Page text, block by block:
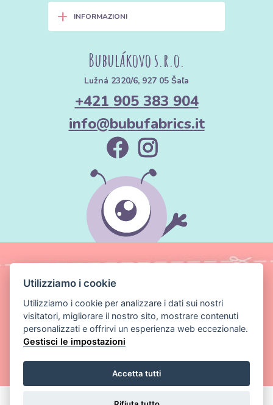
+ INFORMAZIONI
Bubulákovo s.r.o.
Lužná 2320/6, 927 05 Šaľa
+421 905 383 904
info@bubufabrics.it
2026 Tutti i diritti riservati
Utilizziamo i cookie
Utilizziamo i cookie per analizzare i dati sui nostri
visitatori, migliorare il nostro sito, mostrare contenuti
personalizzati e offrirvi un esperienza web eccezionale.
Gestisci le impostazioni
Accetta tutti